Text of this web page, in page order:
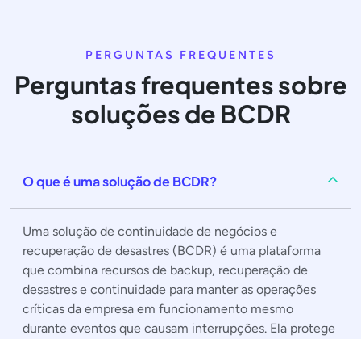
PERGUNTAS FREQUENTES
Perguntas frequentes sobre
soluções de BCDR
O que é uma solução de BCDR?
Uma solução de continuidade de negócios e
recuperação de desastres (BCDR) é uma plataforma
que combina recursos de backup, recuperação de
desastres e continuidade para manter as operações
críticas da empresa em funcionamento mesmo
durante eventos que causam interrupções. Ela protege